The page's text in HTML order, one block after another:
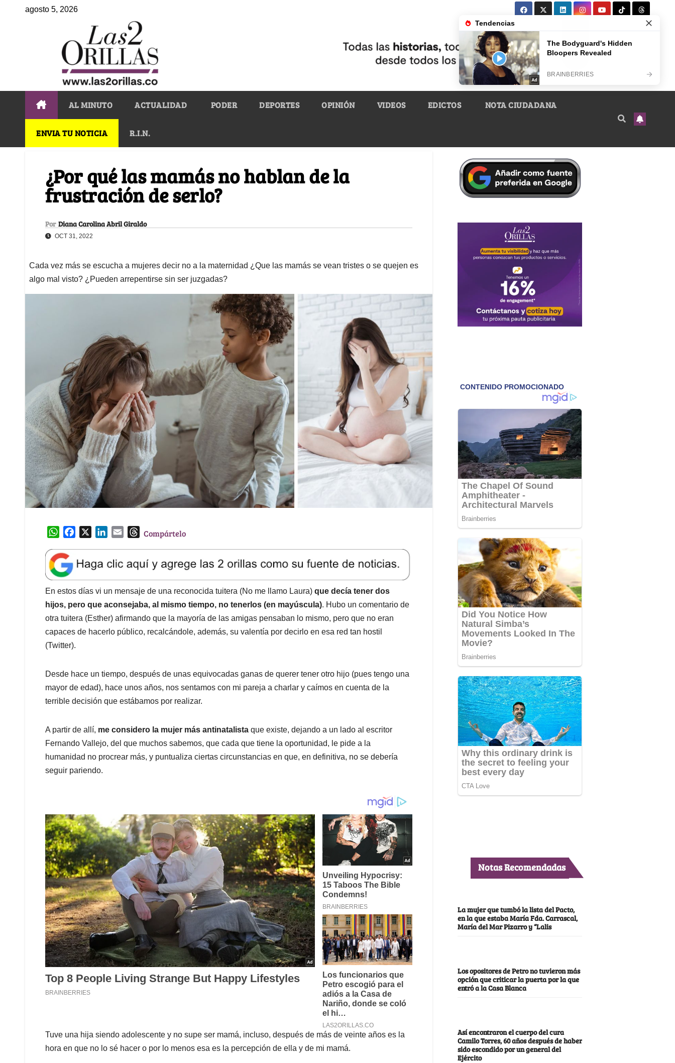
agosto 5, 2026
AL MINUTO ACTUALIDAD PODER DEPORTES OPINIÓN VIDEOS EDICTOS NOTA CIUDADANA
ENVIA TU NOTICIA R.I.N.
¿Por qué las mamás no hablan de la
frustración de serlo?
Por Diana Carolina Abril Giraldo
OCT 31, 2022
Cada vez más se escucha a mujeres decir no a la maternidad ¿Que las mamás se vean tristes o se quejen es
algo mal visto? ¿Pueden arrepentirse sin ser juzgadas?
W
a
t
s
A
p
p
e
b
o
o
k
k
e
d
I
n
l
T
e
a
d
s
Compártelo
En estos días vi un mensaje de una reconocida tuitera (No me llamo Laura) que decía tener dos
hijos, pero que aconsejaba, al mismo tiempo, no tenerlos (en mayúscula). Hubo un comentario de
otra tuitera (Esther) afirmando que la mayoría de las amigas pensaban lo mismo, pero que no eran
capaces de hacerlo público, recalcándole, además, su valentía por decirlo en esa red tan hostil
(Twitter).
Desde hace un tiempo, después de unas equivocadas ganas de querer tener otro hijo (pues tengo una
mayor de edad), hace unos años, nos sentamos con mi pareja a charlar y caímos en cuenta de la
terrible decisión que estábamos por realizar.
A partir de allí, me considero la mujer más antinatalista que existe, dejando a un lado al escritor
Fernando Vallejo, del que muchos sabemos, que cada que tiene la oportunidad, le pide a la
humanidad no procrear más, y puntualiza ciertas circunstancias en que, en definitiva, no se debería
seguir pariendo.
Tuve una hija siendo adolescente y no supe ser mamá, incluso, después de más de veinte años es la
hora en que no lo sé hacer o por lo menos esa es la percepción de ella y de mi mamá.
Notas Recomendadas
La mujer que tumbó la lista del Pacto,
en la que estaba María Fda. Carrascal,
María del Mar Pizarro y “Lalis
Los opositores de Petro no tuvieron más
opción que criticar la puerta por la que
entró a la Casa Blanca
Así encontraron el cuerpo del cura
Camilo Torres, 60 años después de haber
sido escondido por un general del
Ejército